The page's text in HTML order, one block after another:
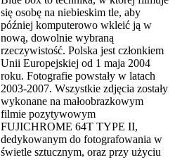
się osobę na niebieskim tle, aby
później komputerowo wkleić ją w
nową, dowolnie wybraną
rzeczywistość. Polska jest członkiem
Unii Europejskiej od 1 maja 2004
roku. Fotografie powstały w latach
2003-2007. Wszystkie zdjęcia zostały
wykonane na małoobrazkowym
filmie pozytywowym
FUJICHROME 64T TYPE II,
dedykowanym do fotografowania w
świetle sztucznym, oraz przy użyciu